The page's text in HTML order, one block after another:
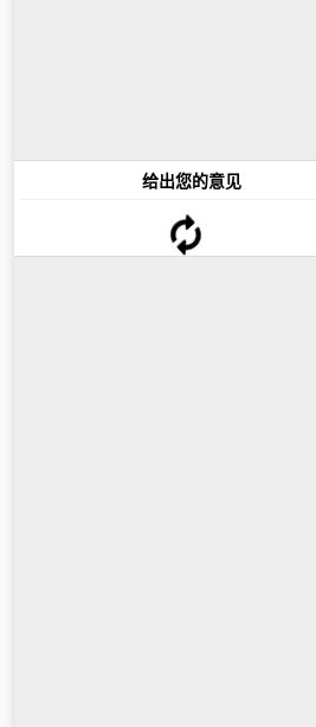
给出您的意见